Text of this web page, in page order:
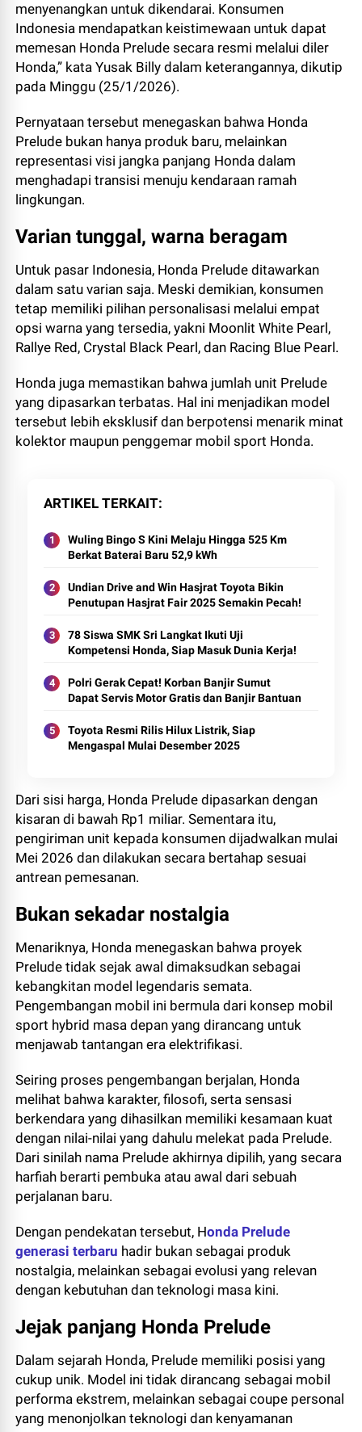
menyenangkan untuk dikendarai. Konsumen
Indonesia mendapatkan keistimewaan untuk dapat
memesan Honda Prelude secara resmi melalui diler
Honda,” kata Yusak Billy dalam keterangannya, dikutip
pada Minggu (25/1/2026).
Pernyataan tersebut menegaskan bahwa Honda
Prelude bukan hanya produk baru, melainkan
representasi visi jangka panjang Honda dalam
menghadapi transisi menuju kendaraan ramah
lingkungan.
Varian tunggal, warna beragam
Untuk pasar Indonesia, Honda Prelude ditawarkan
dalam satu varian saja. Meski demikian, konsumen
tetap memiliki pilihan personalisasi melalui empat
opsi warna yang tersedia, yakni Moonlit White Pearl,
Rallye Red, Crystal Black Pearl, dan Racing Blue Pearl.
Honda juga memastikan bahwa jumlah unit Prelude
yang dipasarkan terbatas. Hal ini menjadikan model
tersebut lebih eksklusif dan berpotensi menarik minat
kolektor maupun penggemar mobil sport Honda.
ARTIKEL TERKAIT
Wuling Bingo S Kini Melaju Hingga 525 Km
Berkat Baterai Baru 52,9 kWh
Undian Drive and Win Hasjrat Toyota Bikin
Penutupan Hasjrat Fair 2025 Semakin Pecah!
78 Siswa SMK Sri Langkat Ikuti Uji
Kompetensi Honda, Siap Masuk Dunia Kerja!
Polri Gerak Cepat! Korban Banjir Sumut
Dapat Servis Motor Gratis dan Banjir Bantuan
Toyota Resmi Rilis Hilux Listrik, Siap
Mengaspal Mulai Desember 2025
Dari sisi harga, Honda Prelude dipasarkan dengan
kisaran di bawah Rp1 miliar. Sementara itu,
pengiriman unit kepada konsumen dijadwalkan mulai
Mei 2026 dan dilakukan secara bertahap sesuai
antrean pemesanan.
Bukan sekadar nostalgia
Menariknya, Honda menegaskan bahwa proyek
Prelude tidak sejak awal dimaksudkan sebagai
kebangkitan model legendaris semata.
Pengembangan mobil ini bermula dari konsep mobil
sport hybrid masa depan yang dirancang untuk
menjawab tantangan era elektrifikasi.
Seiring proses pengembangan berjalan, Honda
melihat bahwa karakter, filosofi, serta sensasi
berkendara yang dihasilkan memiliki kesamaan kuat
dengan nilai-nilai yang dahulu melekat pada Prelude.
Dari sinilah nama Prelude akhirnya dipilih, yang secara
harfiah berarti pembuka atau awal dari sebuah
perjalanan baru.
Dengan pendekatan tersebut, Honda Prelude
generasi terbaru hadir bukan sebagai produk
nostalgia, melainkan sebagai evolusi yang relevan
dengan kebutuhan dan teknologi masa kini.
Jejak panjang Honda Prelude
Dalam sejarah Honda, Prelude memiliki posisi yang
cukup unik. Model ini tidak dirancang sebagai mobil
performa ekstrem, melainkan sebagai coupe personal
yang menonjolkan teknologi dan kenyamanan